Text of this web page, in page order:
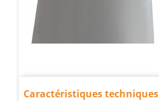
Caractéristiques techniques